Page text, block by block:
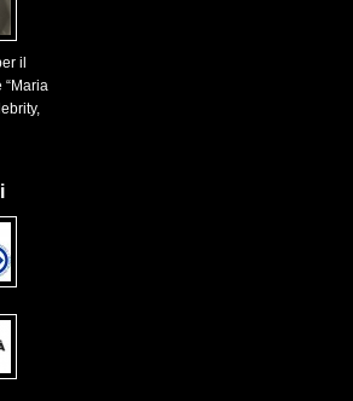
il